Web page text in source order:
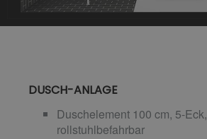
DUSCH-ANLAGE
Duschelement 100 cm, 5-Eck,
rollstuhlbefahrbar